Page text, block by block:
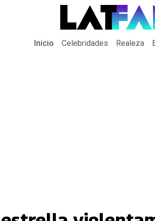
Inicio Celebridades Realeza